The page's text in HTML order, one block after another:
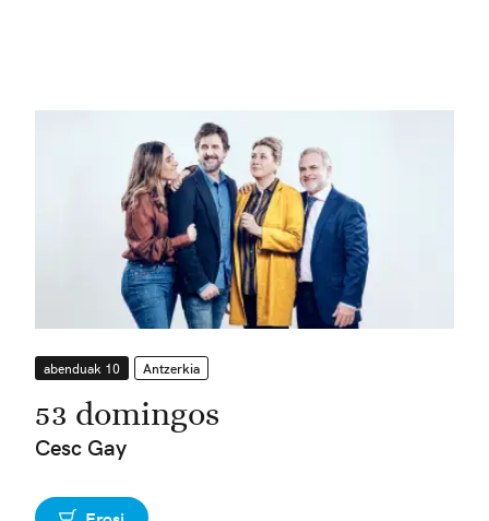
abenduak 10 Antzerkia
53 domingos
Cesc Gay